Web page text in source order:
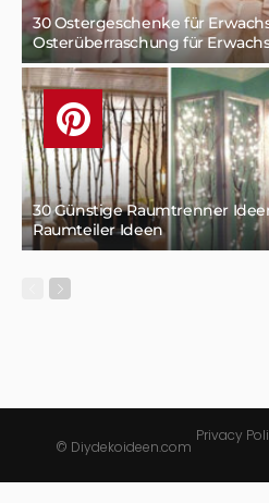
30 Ostergeschenke für
Osterüberraschung für
30 Günstige Raumtrenner
Raumteiler Ideen
© Diydekoideen.com
Privacy